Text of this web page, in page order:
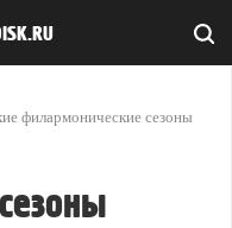
филармонические сезоны